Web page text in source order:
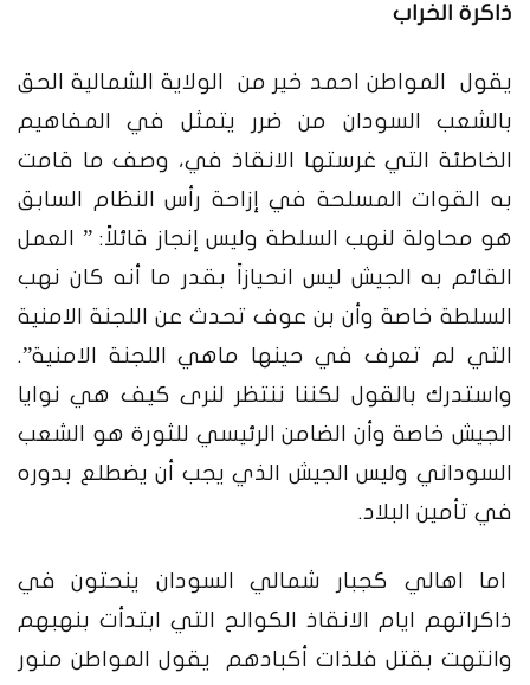
ذاكرة الخراب
يقول المواطن احمد خير من الولاية الشمالية الحق
بالشعب السودان من ضرر يتمثل في المفاهيم
الخاطئة التي غرستها الانقاذ في، وصف ما قامت
به القوات المسلحة في إزاحة رأس النظام السابق
هو محاولة لنهب السلطة وليس إنجاز قائلاً: ” العمل
القائم به الجيش ليس انحيازاً بقدر ما أنه كان نهب
السلطة خاصة وأن بن عوف تحدث عن اللجنة الامنية
التي لم تعرف في حينها ماهي اللجنة الامنية”.
واستدرك بالقول لكننا ننتظر لنرى كيف هي نوايا
الجيش خاصة وأن الضامن الرئيسي للثورة هو الشعب
السوداني وليس الجيش الذي يجب أن يضطلع بدوره
في تأمين البلاد.
اما اهالي كجبار شمالي السودان ينحتون في
ذاكراتهم ايام الانقاذ الكوالح التي ابتدأت بنهبهم
وانتهت بقتل فلذات أكبادهم يقول المواطن منور